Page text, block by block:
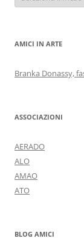
AMICI IN ARTE
Branka Donassy,
ASSOCIAZIONI
AERADO
ALO
AMAO
ATO
BLOG AMICI